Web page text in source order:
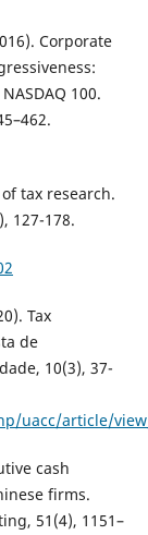
Corporate
100.
tax research.
127-178.
Tax
de
10(3), 37-
uacc/article/
cash
firms.
51(4), 1151–